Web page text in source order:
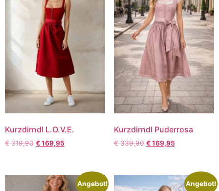
Kurzdirndl L.O.V.E.
€319,90 €169,95
Kurzdirndl Puderrosa
€339,90 €169,95
Angebot! Angebot!